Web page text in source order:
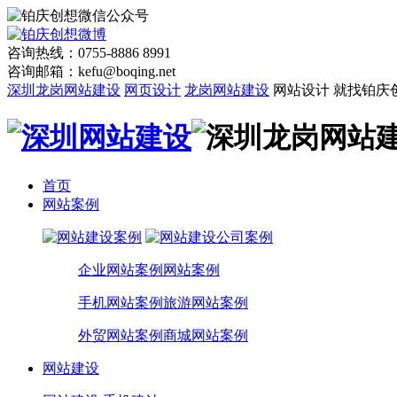
咨询热线：0755-8886 8991
咨询邮箱：kefu@boqing.net
深圳龙岗网站建设 网页设计 龙岗网站建设 网站设计 就找铂庆
首页
网站案例
企业网站案例 网站案例
手机网站案例旅游网站案例
外贸网站案例商城网站案例
网站建设